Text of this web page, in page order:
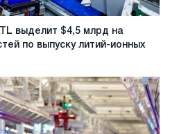
выделит $4,5 млрд на
по выпуску литий-ионных